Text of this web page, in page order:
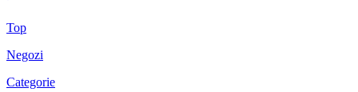
Top
Negozi
Categorie